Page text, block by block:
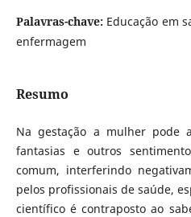
Palavras-chave: Educação em
enfermagem
Resumo
Na gestação a mulher pode
fantasias e outros
comum, interferindo
pelos profissionais de saúde,
científico é contraposto ao